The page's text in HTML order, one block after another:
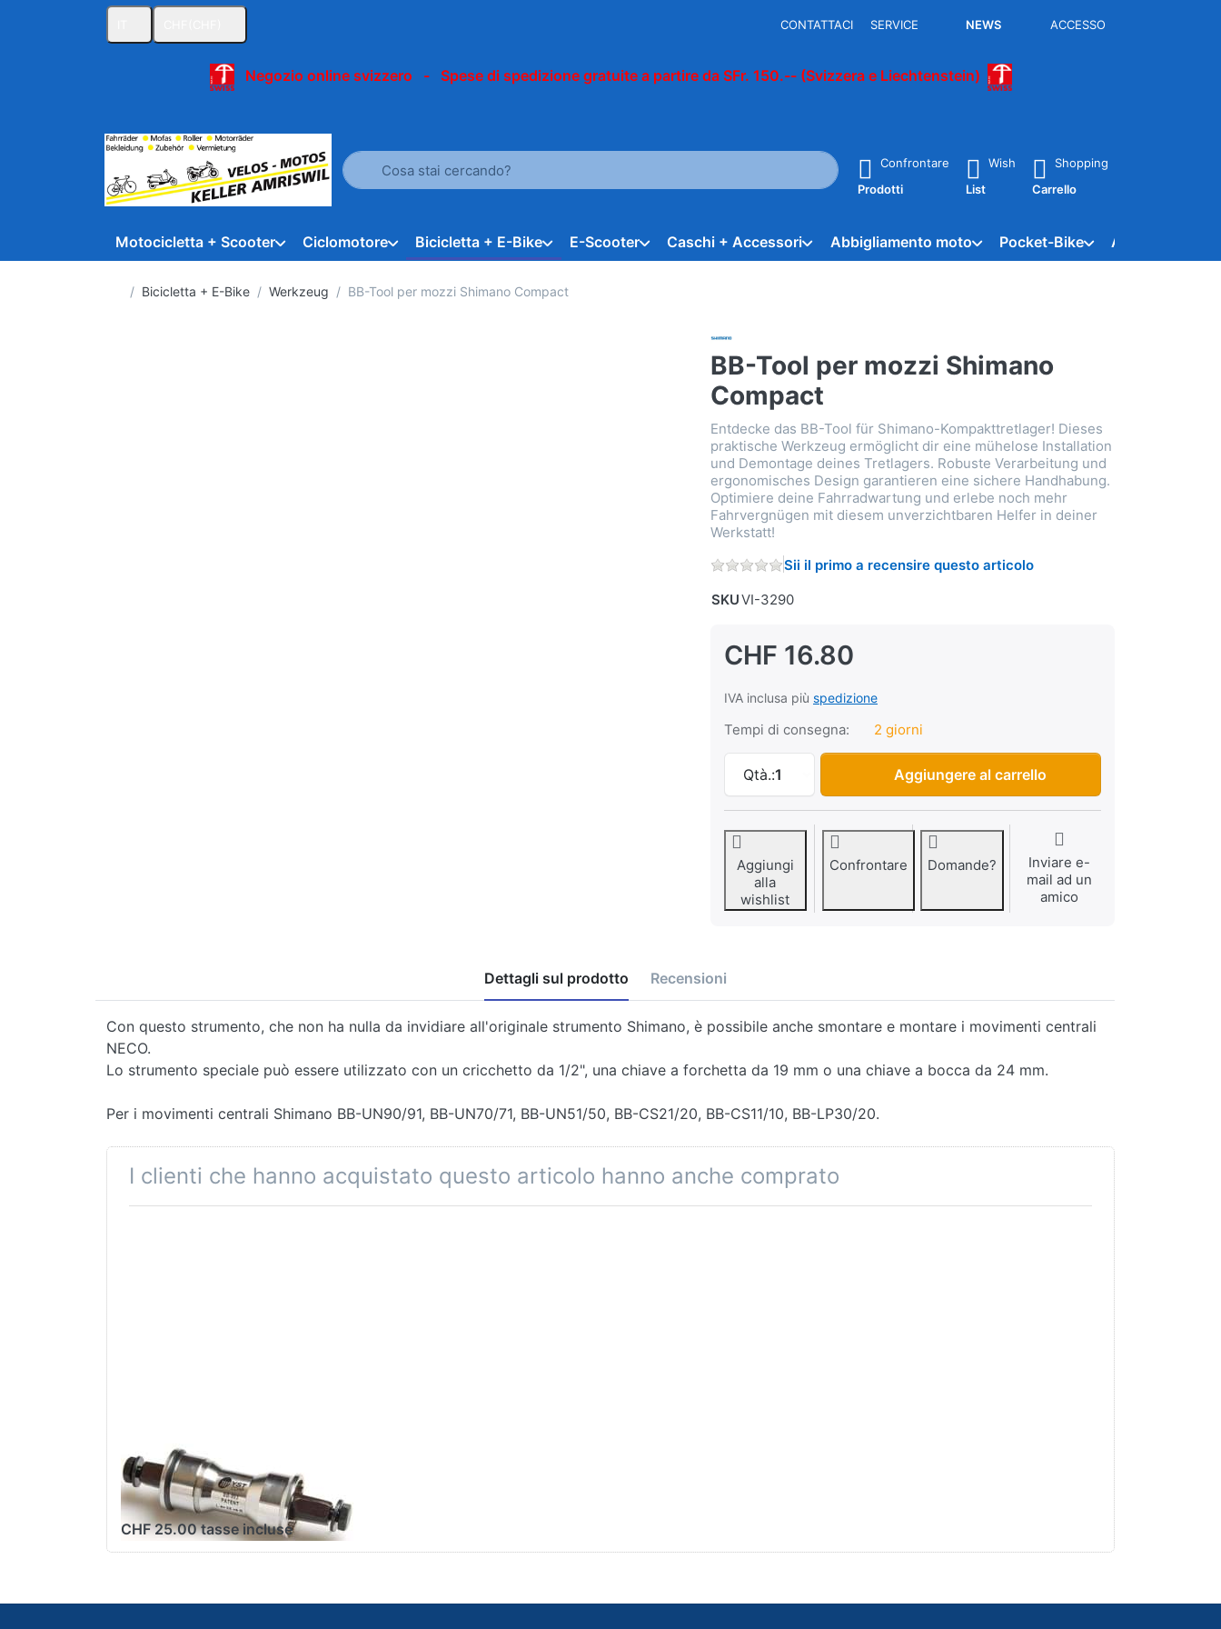
CONTATTACI SERVICE NEWS ACCESSO
Negozio online svizzero - Spese di spedizione gratuite a partire da SFr. 150.-- (Svizzera e Liechtenstein)
Inserire un termine di ricerca. I primi risultati appaiono automaticamente durante la digitazione. Premere il tasto Invio per richiamare
Confrontare
Prodotti
Wish
List
Shopping
Carrello
Motocicletta + Scooter Ciclomotore Bicicletta + E-Bike E-Scooter Caschi + Accessori Abbigliamento moto Pocket-Bike APE - Vespacar
Homepage
Bicicletta + E-Bike Werkzeug BB-Tool per mozzi Shimano Compact
BB-Tool per mozzi Shimano
Compact
Entdecke das BB-Tool für Shimano-Kompakttretlager! Dieses
praktische Werkzeug ermöglicht dir eine mühelose Installation
und Demontage deines Tretlagers. Robuste Verarbeitung und
ergonomisches Design garantieren eine sichere Handhabung.
Optimiere deine Fahrradwartung und erlebe noch mehr
Fahrvergnügen mit diesem unverzichtbaren Helfer in deiner
Werkstatt!
Sii il primo a recensire questo articolo
SKUVI-3290
CHF 16.80
IVA inclusa più spedizione
Tempi di consegna: 2 giorni
Qtà.:1
BB-Tool per mozzi Shimano Compact a CHF 16.80, quantità 1.
Aggiungere al carrello
Aggiungi
alla
wishlist
Confrontare Domande?
Inviare e-
mail ad un
amico
Dettagli sul prodotto Recensioni
Con questo strumento, che non ha nulla da invidiare all'originale strumento Shimano, è possibile anche smontare e montare i movimenti centrali
NECO.
Lo strumento speciale può essere utilizzato con un cricchetto da 1/2", una chiave a forchetta da 19 mm o una chiave a bocca da 24 mm.
Per i movimenti centrali Shimano BB-UN90/91, BB-UN70/71, BB-UN51/50, BB-CS21/20, BB-CS11/10, BB-LP30/20.
I clienti che hanno acquistato questo articolo hanno anche comprato
Klemm-Tretlager
YST, 110mm
CHF 25.00 tasse incluse